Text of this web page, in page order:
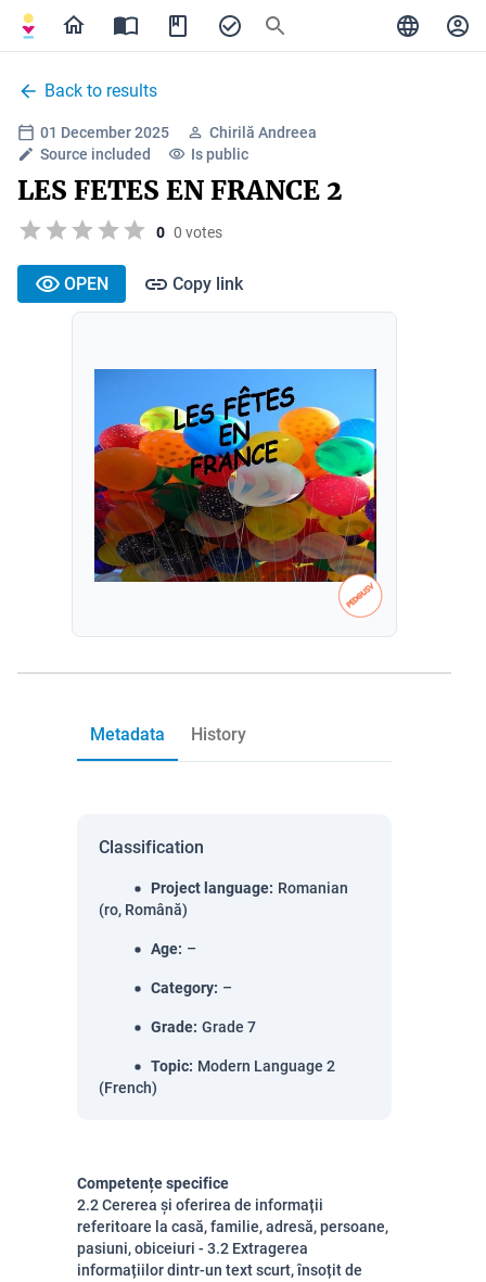
Back to results
01 December 2025
Chirilă Andreea
Source included
Is public
LES FETES EN FRANCE 2
0 0 votes
OPEN Copy link
Metadata History
Classification
Project language: Romanian
(ro, Română)
Age: –
Category: –
Grade: Grade 7
Topic: Modern Language 2
(French)
Competențe specifice
2.2 Cererea și oferirea de informații
referitoare la casă, familie, adresă, persoane,
pasiuni, obiceiuri - 3.2 Extragerea
informațiilor dintr-un text scurt, însoțit de